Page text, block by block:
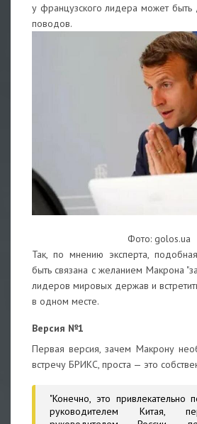
у французского лидера может быть
поводов.
Фото: golos.ua
Так, по мнению эксперта,
быть связана с желанием Макрона
лидеров мировых держав и
в одном месте.
Версия №1
Первая версия, зачем Макрону
встречу БРИКС, проста — это
"Конечно, это привлекательно
руководителем Китая,